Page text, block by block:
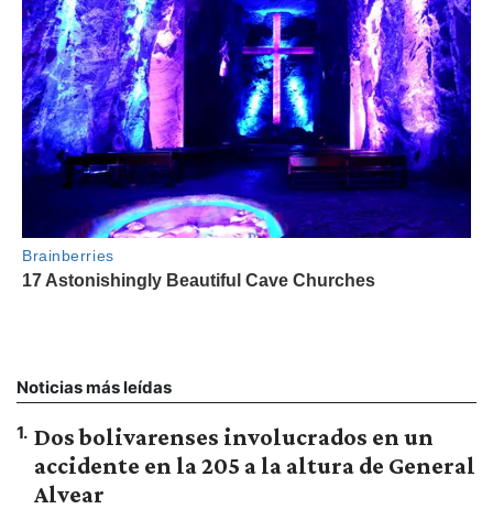
Noticias más leídas
1. Dos bolivarenses involucrados en un
accidente en la 205 a la altura de General
Alvear